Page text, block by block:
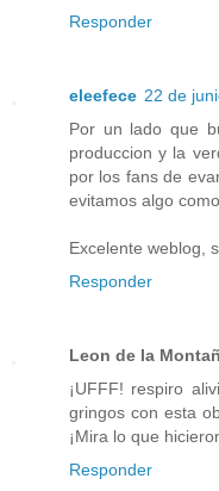
Responder
eleefece 22 de
Por un lado que
produccion y la
por los fans de
evitamos algo
Excelente weblog,
Responder
Leon de la
¡UFFF! respiro
gringos con esta
¡Mira lo que
Responder